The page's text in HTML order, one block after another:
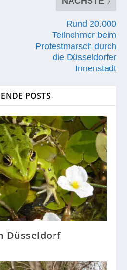
Protestmarsch durch
die Düsseldorfer
Innenstadt
POSTS